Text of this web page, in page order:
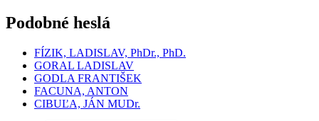
Podobné heslá
FÍZIK, LADISLAV, PhDr., PhD.
GORAL LADISLAV
GODLA FRANTIŠEK
FACUNA, ANTON
CIBUĽA, JÁN MUDr.